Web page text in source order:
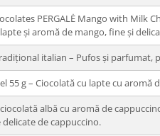
PERGALĖ Mango with Milk
și aromă de mango, fine și
italian – Pufos și parfumat,
55 g – Ciocolată cu lapte cu aromă
albă cu aromă de
de cappuccino.